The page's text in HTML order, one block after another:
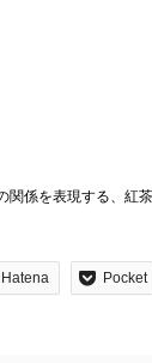
係を表現する、紅
Hatena Pocket